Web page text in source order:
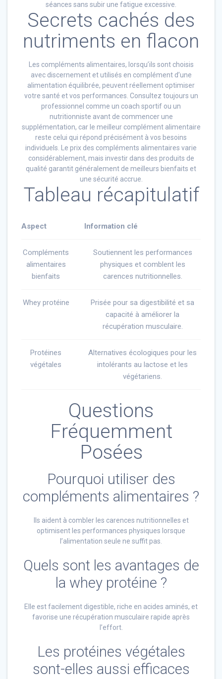
séances sans subir une fatigue excessive.
Secrets cachés des
nutriments en flacon
Les compléments alimentaires, lorsqu’ils sont choisis
avec discernement et utilisés en complément d’une
alimentation équilibrée, peuvent réellement optimiser
votre santé et vos performances. Consultez toujours un
professionnel comme un coach sportif ou un
nutritionniste avant de commencer une
supplémentation, car le meilleur complément alimentaire
reste celui qui répond précisément à vos besoins
individuels. Le prix des compléments alimentaires varie
considérablement, mais investir dans des produits de
qualité garantit généralement de meilleurs bienfaits et
une sécurité accrue.
Tableau récapitulatif
Aspect Information clé
Compléments
alimentaires
bienfaits
Soutiennent les performances
physiques et comblent les
carences nutritionnelles.
Whey protéine
Prisée pour sa digestibilité et sa
capacité à améliorer la
récupération musculaire.
Protéines
végétales
Alternatives écologiques pour les
intolérants au lactose et les
végétariens.
Questions
Fréquemment
Posées
Pourquoi utiliser des
compléments alimentaires ?
Ils aident à combler les carences nutritionnelles et
optimisent les performances physiques lorsque
l’alimentation seule ne suffit pas.
Quels sont les avantages de
la whey protéine ?
Elle est facilement digestible, riche en acides aminés, et
favorise une récupération musculaire rapide après
l’effort.
Les protéines végétales
sont-elles aussi efficaces